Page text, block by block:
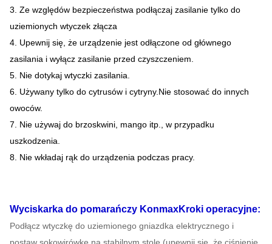
3. Ze względów bezpieczeństwa podłączaj zasilanie tylko do
uziemionych wtyczek złącza
4. Upewnij się, że urządzenie jest odłączone od głównego
zasilania i wyłącz zasilanie przed czyszczeniem.
5. Nie dotykaj wtyczki zasilania.
6. Używany tylko do cytrusów i cytryny.Nie stosować do innych
owoców.
7. Nie używaj do brzoskwini, mango itp., w przypadku
uszkodzenia.
8. Nie wkładaj rąk do urządzenia podczas pracy.
Wyciskarka do pomarańczy KonmaxKroki operacyjne:
Podłącz wtyczkę do uziemionego gniazdka elektrycznego i